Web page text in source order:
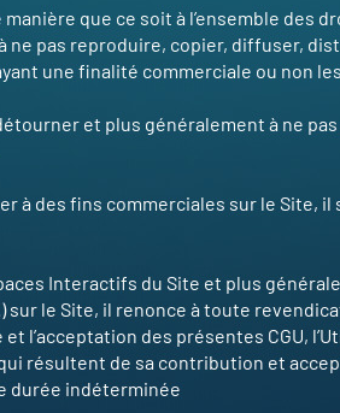
que ce soit à l’ensemble
ne pas reproduire, copier, diffuser,
une finalité commerciale ou non
et plus généralement à ne
à des fins commerciales sur le Site, il
Interactifs du Site et plus
sur le Site, il renonce à toute
l’acceptation des présentes CGU,
résultent de sa contribution et
durée indéterminée